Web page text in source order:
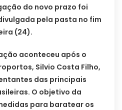
do novo prazo foi
pela pasta no fim
(24).
aconteceu após o
Silvio Costa Filho,
das principais
O objetivo da
para baratear os